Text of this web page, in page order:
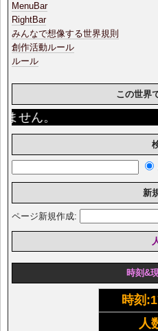
MenuBar
RightBar
みんなで想像する世界規則
創作活動ルール
ルール
この世界
。
新
ページ新規作成:
時刻&
時刻:
人